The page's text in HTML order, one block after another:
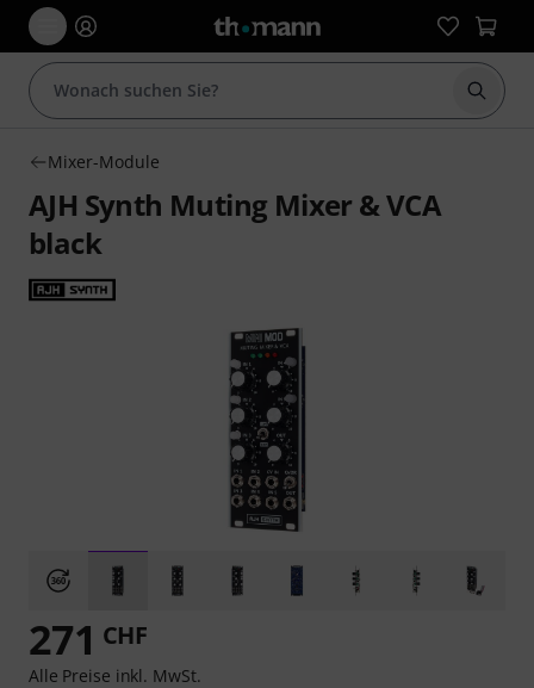
Suche
Mixer-Module
AJH Synth Muting Mixer & VCA
black
271 CHF
Alle Preise inkl. MwSt.